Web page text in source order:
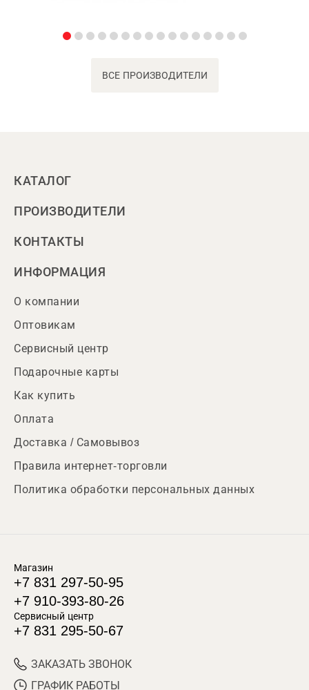
ВСЕ ПРОИЗВОДИТЕЛИ
КАТАЛОГ
ПРОИЗВОДИТЕЛИ
КОНТАКТЫ
ИНФОРМАЦИЯ
О компании
Оптовикам
Сервисный центр
Подарочные карты
Как купить
Оплата
Доставка / Самовывоз
Правила интернет-торговли
Политика обработки персональных данных
Магазин
+7 831 297-50-95
+7 910-393-80-26
Сервисный центр
+7 831 295-50-67
ЗАКАЗАТЬ ЗВОНОК
ГРАФИК РАБОТЫ